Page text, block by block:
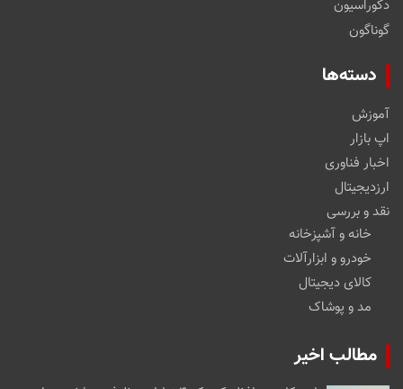
دکوراسیون
گوناگون
دسته‌ها
آموزش
اپ بازار
اخبار فناوری
ارزدیجیتال
نقد و بررسی
خانه و آشپزخانه
خودرو و ابزارآلات
کالای دیجیتال
مد و پوشاک
مطالب اخیر